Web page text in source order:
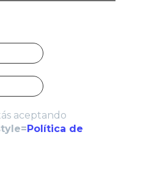
aceptando
Política de